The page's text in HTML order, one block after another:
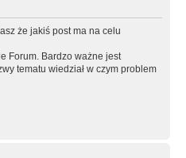
że jakiś post ma na celu
Forum. Bardzo ważne jest
tematu wiedział w czym problem